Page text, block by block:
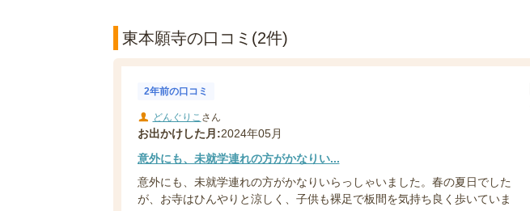
東本願寺の口コミ(2件)
2年前の口コミ
どんぐりこ さん
お出かけした月:2024年05月
意外にも、未就学連れの方がかなりい...
意外にも、未就学連れの方がかなりいらっしゃいました。春の夏日でした
が、お寺はひんやりと涼しく、子供も裸足で板間を気持ち良く歩いていま